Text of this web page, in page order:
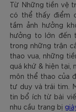
Từ Những tiền vệ
có thể thấy điểm
tầm ảnh hưởng
hưởng to lớn đến
trong những trận
thao vua, những
quá khứ & hiện tại,
môn thể thao của
tư duy và trái tim.
tin bổ ích từ bài
nhu cầu trang bị